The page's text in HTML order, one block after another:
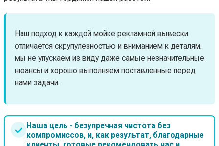
Наш подход к каждой мойке рекламной вывески
отличается скрупулезностью и вниманием к деталям,
мы не упускаем из виду даже самые незначительные
нюансы и хорошо выполняем поставленные перед
нами задачи.
Наша цель - безупречная чистота без
компромиссов, и, как результат, благодарные